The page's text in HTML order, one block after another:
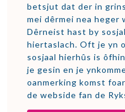
betsjut dat der in
mei dêrmei nea heger
Dêrneist hast by
hiertaslach. Oft je yn
sosjaal hierhûs is
je gesin en je
oanmerking komst
de webside fan de